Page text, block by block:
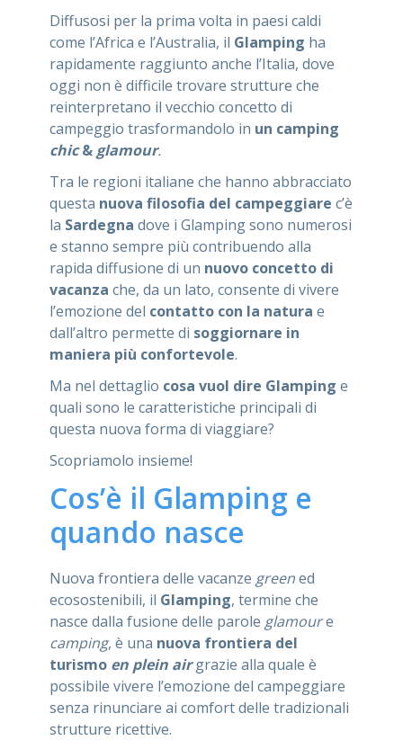
Diffusosi per la prima volta in paesi caldi
come l’Africa e l’Australia, il Glamping ha
rapidamente raggiunto anche l’Italia, dove
oggi non è difficile trovare strutture che
reinterpretano il vecchio concetto di
campeggio trasformandolo in un camping
chic& glamour.
Tra le regioni italiane che hanno abbracciato
questa nuova filosofia del campeggiare c’è
la Sardegna dove i Glamping sono numerosi
e stanno sempre più contribuendo alla
rapida diffusione di un nuovo concetto di
vacanza che, da un lato, consente di vivere
l’emozione del contatto con la natura e
dall’altro permette di soggiornare in
maniera più confortevole.
Ma nel dettaglio cosa vuol dire Glamping e
quali sono le caratteristiche principali di
questa nuova forma di viaggiare?
Scopriamolo insieme!
Cos’è il Glamping e
quando nasce
Nuova frontiera delle vacanze greened
ecosostenibili, il Glamping, termine che
nasce dalla fusione delle parole glamoure
camping, è una nuova frontiera del
turismo en plein airgrazie alla quale è
possibile vivere l’emozione del campeggiare
senza rinunciare ai comfort delle tradizionali
strutture ricettive.